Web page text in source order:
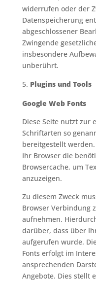
widerrufen oder der
Datenspeicherung
abgeschlossener
Zwingende
insbesondere
unberührt.
Plugins und Tools
Google Web Fonts
Diese Seite nutzt zur
Schriftarten so
bereitgestellt
Ihr Browser die
Browsercache, um
anzuzeigen.
Zu diesem Zweck
Browser Verbindung
aufnehmen.
darüber, dass über
aufgerufen wurde.
Fonts erfolgt im
ansprechenden
Angebote. Dies stellt